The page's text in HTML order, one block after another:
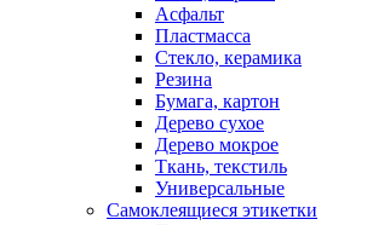
Асфальт
Пластмасса
Стекло, керамика
Резина
Бумага, картон
Дерево сухое
Дерево мокрое
Ткань, текстиль
Универсальные
Самоклеящиеся этикетки